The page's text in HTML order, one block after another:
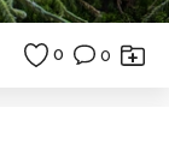
0 0